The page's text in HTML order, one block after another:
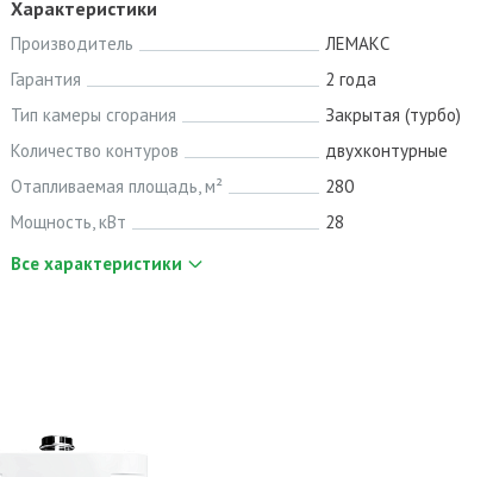
Характеристики
Производитель
ЛЕМАКС
Гарантия
2 года
Тип камеры сгорания
Закрытая (турбо)
Количество контуров
двухконтурные
Отапливаемая площадь, м²
280
Мощность, кВт
28
Все характеристики